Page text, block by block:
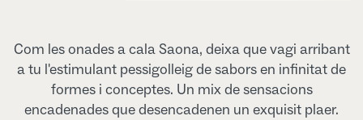
Com les onades a cala Saona, deixa que vagi arribant
a tu l'estimulant pessigolleig de sabors en infinitat de
formes i conceptes. Un mix de sensacions
encadenades que desencadenen un exquisit plaer.